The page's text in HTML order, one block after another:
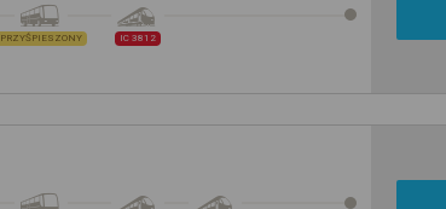
PRZYŚPIESZONY IC 3812